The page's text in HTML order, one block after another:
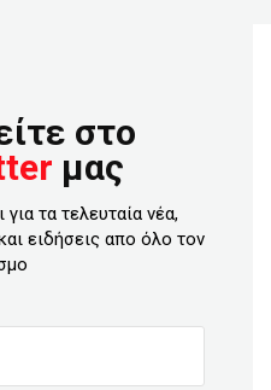
στο
μας
τα τελευταία νέα,
ειδήσεις απο όλο τον